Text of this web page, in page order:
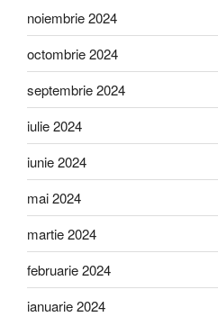
noiembrie 2024
octombrie 2024
septembrie 2024
iulie 2024
iunie 2024
mai 2024
martie 2024
februarie 2024
ianuarie 2024